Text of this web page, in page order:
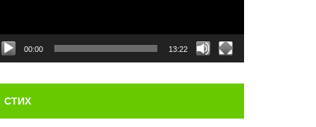
00:00 13:22
СТИХ